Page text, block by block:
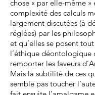
chose « par elle-même »
complexité des calculs
largement discutées (à
réglées) par les
et qu’elles se posent
l’éthique déontologique
remporter les faveurs
Mais la subtilité de ces
semble pas toucher